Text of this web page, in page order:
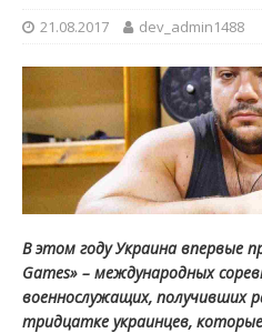
21.08.2017 dev_admin1488
В этом году Украина впервые
Games» – международных
военнослужащих, получивших
тридцатке украинцев,